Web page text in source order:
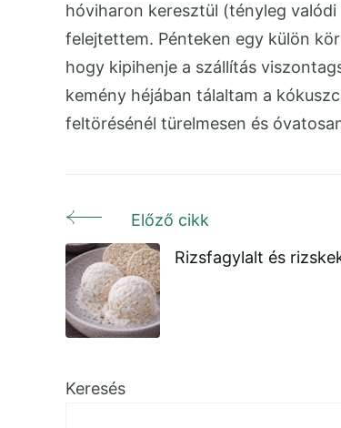
hóviharon keresztül (tényleg
felejtettem. Pénteken egy külön
hogy kipihenje a szállítás
kemény héjában tálaltam a
feltörésénél türelmesen és
Bejegyzés
navigáció
Előző cikk
Rizsfagylalt és
Keresés